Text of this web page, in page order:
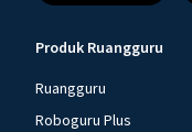
Produk Ruangguru
Ruangguru
Roboguru Plus